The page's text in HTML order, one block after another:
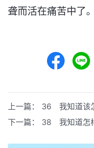
聋而活在痛苦中了
上一篇： 36 我知道该
下一篇： 38 我知道怎